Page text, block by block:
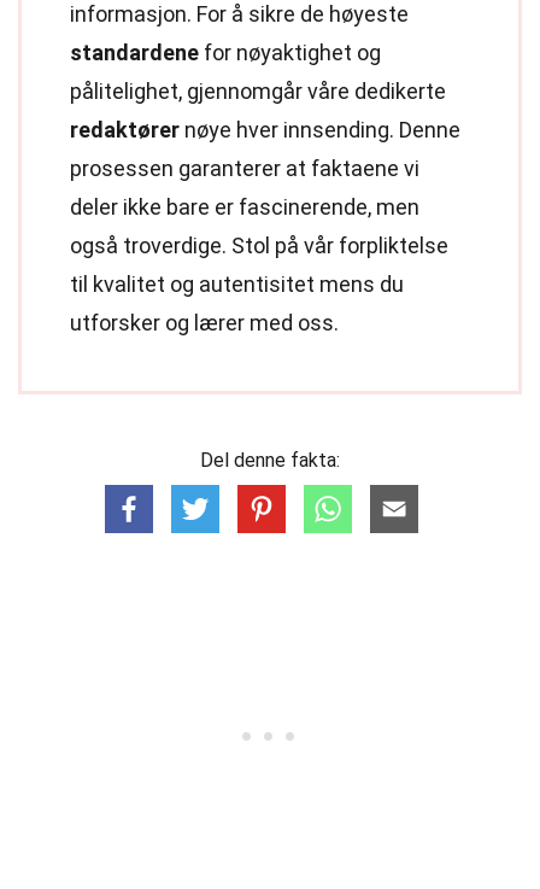
informasjon. For å sikre de høyeste
standardene for nøyaktighet og
pålitelighet, gjennomgår våre dedikerte
redaktører nøye hver innsending. Denne
prosessen garanterer at faktaene vi
deler ikke bare er fascinerende, men
også troverdige. Stol på vår forpliktelse
til kvalitet og autentisitet mens du
utforsker og lærer med oss.
Del denne fakta: